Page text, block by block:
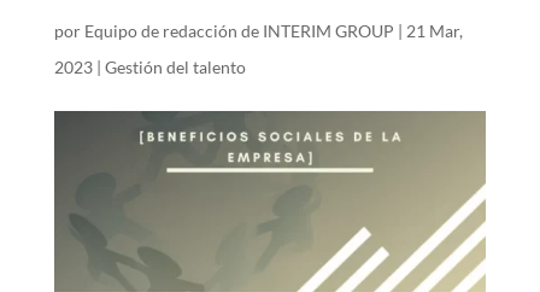
por Equipo de redacción de INTERIM GROUP | 21 Mar,
2023| Gestión del talento